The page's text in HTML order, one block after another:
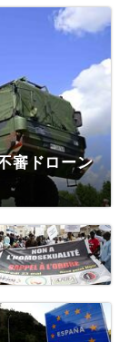
審ドローン